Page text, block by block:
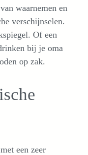
waarnemen en
verschijnselen.
Of een
bij je oma
op zak.
een zeer